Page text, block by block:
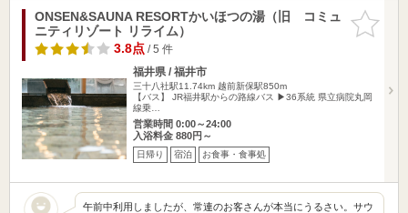
お気に入
りに追加
ONSEN&SAUNA RESORTかいほつの湯（旧 コミュ
ニティリゾート リライム）
3.8点/ 5 件
福井県 / 福井市
三十八社駅11.74km 越前新保駅850m
【バス】 JR福井駅からの路線バス ▶36系統 県立病院丸岡
線乗…
営業時間 0:00～24:00
入浴料金 880円～
日帰り 宿泊 お食事・食事処
午前中利用しましたが、常連のお客さんが本当にうるさい。サウ